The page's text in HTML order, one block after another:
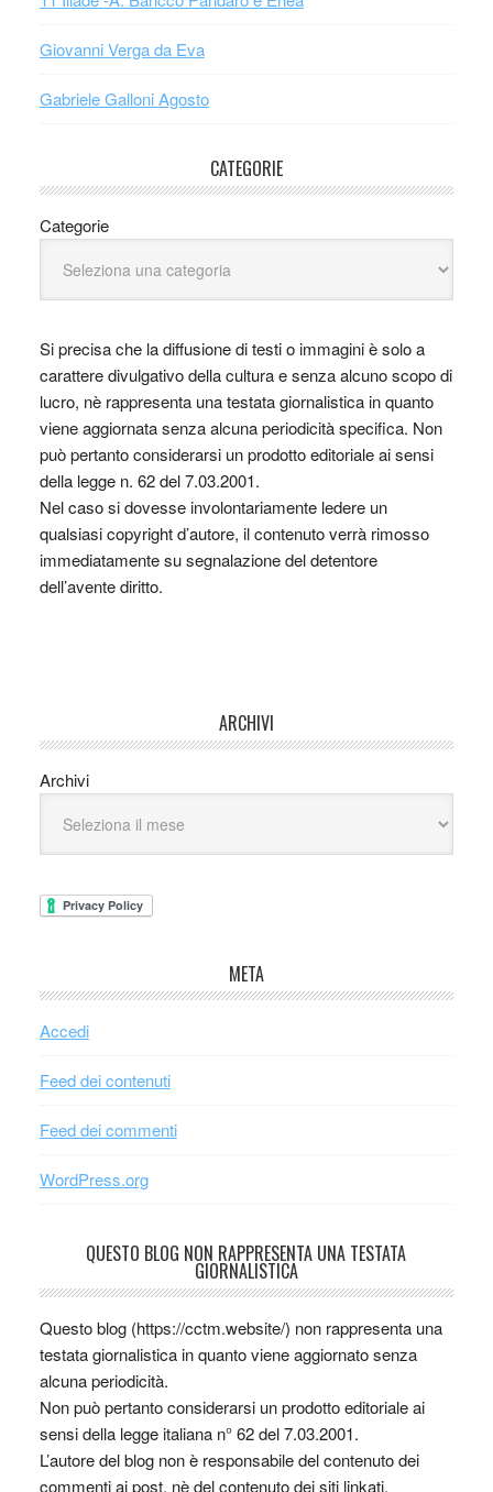
Giovanni Verga da Eva
Gabriele Galloni Agosto
CATEGORIE
Categorie
Si precisa che la diffusione di testi o immagini è solo a
carattere divulgativo della cultura e senza alcuno scopo di
lucro, nè rappresenta una testata giornalistica in quanto
viene aggiornata senza alcuna periodicità specifica. Non
può pertanto considerarsi un prodotto editoriale ai sensi
della legge n. 62 del 7.03.2001.
Nel caso si dovesse involontariamente ledere un
qualsiasi copyright d’autore, il contenuto verrà rimosso
immediatamente su segnalazione del detentore
dell’avente diritto.
ARCHIVI
Archivi
META
Accedi
Feed dei contenuti
Feed dei commenti
WordPress.org
QUESTO BLOG NON RAPPRESENTA UNA TESTATA
GIORNALISTICA
Questo blog (https://cctm.website/) non rappresenta una
testata giornalistica in quanto viene aggiornato senza
alcuna periodicità.
Non può pertanto considerarsi un prodotto editoriale ai
sensi della legge italiana n° 62 del 7.03.2001.
L’autore del blog non è responsabile del contenuto dei
commenti ai post, nè del contenuto dei siti linkati.